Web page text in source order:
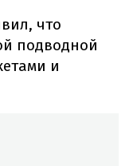
что
подводной
и